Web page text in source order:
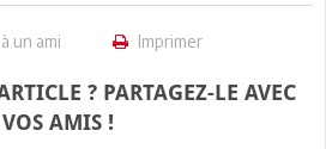
un ami Imprimer
? PARTAGEZ-LE AVEC
VOS AMIS !